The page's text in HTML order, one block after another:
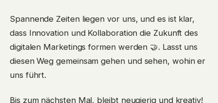
Spannende Zeiten liegen vor uns, und es ist klar,
dass Innovation und Kollaboration die Zukunft des
digitalen Marketings formen werden 🤝. Lasst uns
diesen Weg gemeinsam gehen und sehen, wohin er
uns führt.
Bis zum nächsten Mal, bleibt neugierig und kreativ!